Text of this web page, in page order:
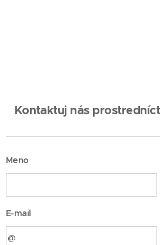
Kontaktuj nás
Meno
E-mail